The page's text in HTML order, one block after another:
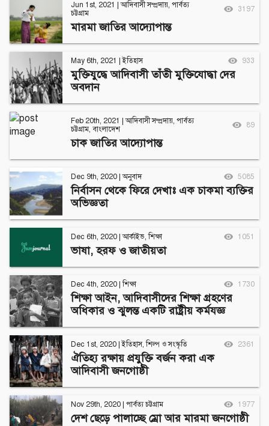
Jun 1st, 2021 |আদিবাসী সম্প্রদায়, পার্বত্য
চট্টগ্রাম
3197
মারমা জাতির আদ্যোপান্ত
May 6th, 2021 |ইতিহাস 933
মুক্তিযুদ্ধে আদিবাসী তাঁতী মুক্তিযোদ্ধা দের
অবদান
Feb 20th, 2021 |আদিবাসী সম্প্রদায়, পার্বত্য
চট্টগ্রাম, বাংলাদেশ 89
চাক জাতির আদ্যোপান্ত
Dec 9th, 2020 |অনুবাদ 5085
নির্বাসন থেকে ফিরে দেখাঃ এক চাকমা ব্যক্তির
অভিজ্ঞতা
Dec 6th, 2020 |আর্কাইভ,শিক্ষা 1051
ভাষা, হরফ ও জাতীয়তা
Dec 4th, 2020 |শিক্ষা 1730
শিক্ষা আইন, আদিবাসীদের শিক্ষা গ্রহণের
অধিকার ও ঝুলন্ত একটি রাষ্ট্রীয় কর্মযজ্ঞ
Dec 1st, 2020 |ইতিহাস,শিল্প ও সংস্কৃতি 2361
ঐতিহ্য রক্ষায় প্রযুক্তি বর্জন করা এক
আদিবাসী জনগোষ্ঠী
Nov 29th, 2020 পার্বত্য চট্টগ্রাম 1977
দেশ ছেড়ে পালাচ্ছে ম্রো আর মারমা জনগোষ্ঠী